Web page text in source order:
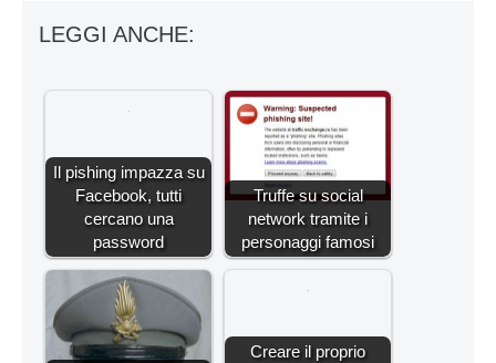
LEGGI ANCHE:
Il pishing impazza su
Facebook, tutti
cercano una
password
Truffe su social
network tramite i
personaggi famosi
Creare il proprio